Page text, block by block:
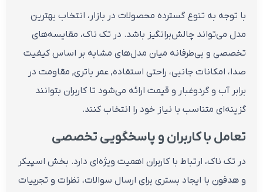
با توجه به تنوع گسترده محصولات در بازار، انتخاب بهترین
مدل می‌تواند چالش‌برانگیز باشد. در تک ناک، مقایسه‌های
تخصصی و بی‌طرفانه میان مدل‌های مشابه بر اساس کیفیت
صدا، امکانات جانبی، راحتی استفاده, عمر باتری, مقاومت در
برابر آب و گردوغبار و قیمت ارائه می‌شود تا کاربران بتوانند
گزینه‌ای متناسب با نیاز خود را انتخاب کنند.
تعامل با کاربران و پاسخگویی تخصصی
در تک ناک، ارتباط با کاربران اهمیت ویژه‌ای دارد. بخش اسپیکر
و هدفون با ایجاد بستری برای ارسال سوالات، نظرات و تجربیات